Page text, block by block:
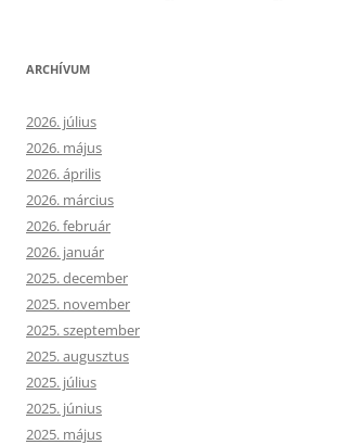
ARCHÍVUM
2026. július
2026. május
2026. április
2026. március
2026. február
2026. január
2025. december
2025. november
2025. szeptember
2025. augusztus
2025. július
2025. június
2025. május